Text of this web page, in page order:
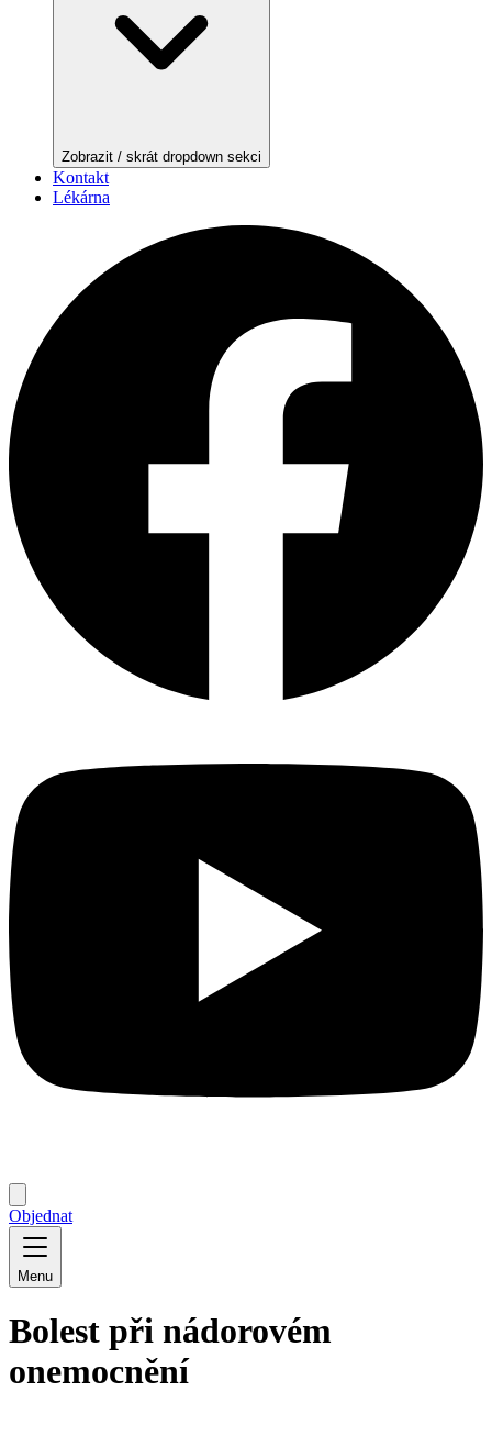
Zobrazit / skrát dropdown sekci
Kontakt
Lékárna
Objednat
Menu
Bolest při nádorovém
onemocnění